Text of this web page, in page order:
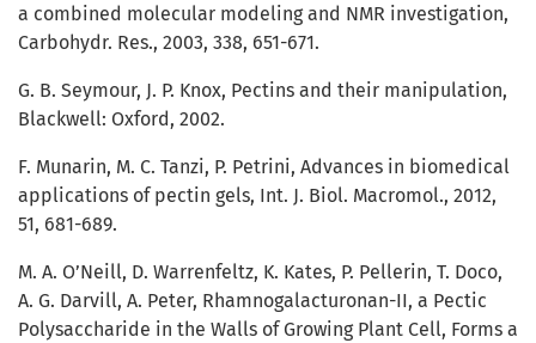
a combined molecular modeling and NMR investigation,
Carbohydr. Res., 2003, 338, 651-671.
G. B. Seymour, J. P. Knox, Pectins and their manipulation,
Blackwell: Oxford, 2002.
F. Munarin, M. C. Tanzi, P. Petrini, Advances in biomedical
applications of pectin gels, Int. J. Biol. Macromol., 2012,
51, 681-689.
M. A. O’Neill, D. Warrenfeltz, K. Kates, P. Pellerin, T. Doco,
A. G. Darvill, A. Peter, Rhamnogalacturonan-II, a Pectic
Polysaccharide in the Walls of Growing Plant Cell, Forms a